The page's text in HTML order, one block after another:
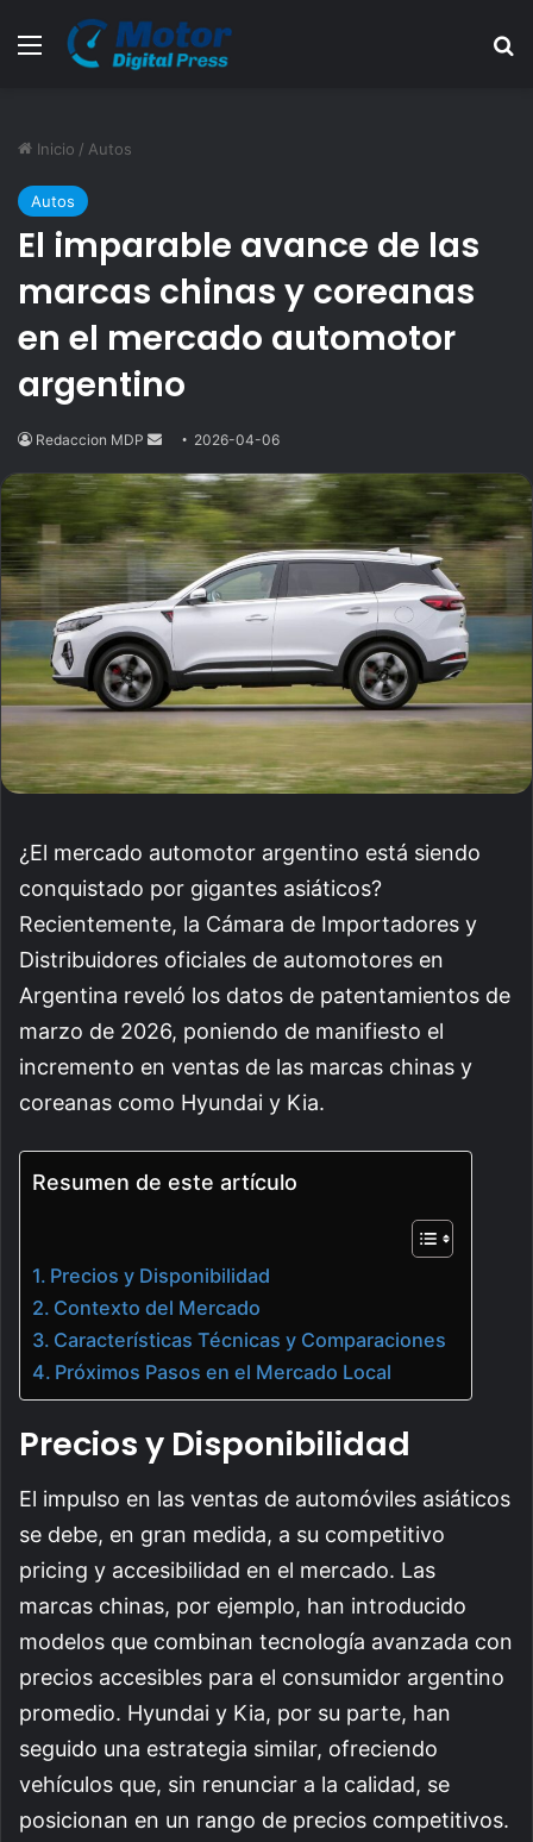
Menú
Inicio / Autos
Autos
El imparable avance de las
marcas chinas y coreanas
en el mercado automotor
argentino
Redaccion MDP
Send
email
2026-04-06
¿El mercado automotor argentino está siendo
conquistado por gigantes asiáticos?
Recientemente, la Cámara de Importadores y
Distribuidores oficiales de automotores en
Argentina reveló los datos de patentamientos de
marzo de 2026, poniendo de manifiesto el
incremento en ventas de las marcas chinas y
coreanas como Hyundai y Kia.
Resumen de este artículo
Precios y Disponibilidad
Contexto del Mercado
Características Técnicas y Comparaciones
Próximos Pasos en el Mercado Local
Precios y Disponibilidad
El impulso en las ventas de automóviles asiáticos
se debe, en gran medida, a su competitivo
pricing y accesibilidad en el mercado. Las
marcas chinas, por ejemplo, han introducido
modelos que combinan tecnología avanzada con
precios accesibles para el consumidor argentino
promedio. Hyundai y Kia, por su parte, han
seguido una estrategia similar, ofreciendo
vehículos que, sin renunciar a la calidad, se
posicionan en un rango de precios competitivos.